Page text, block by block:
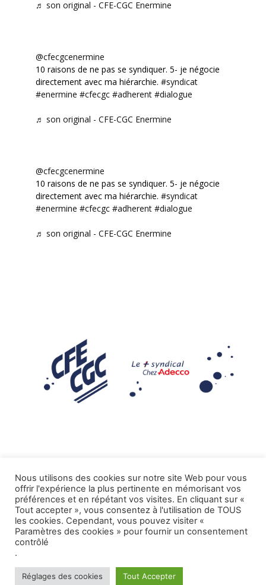
♬ son original - CFE-CGC Enermine
@cfecgcenermine
10 raisons de ne pas se syndiquer. 5- je négocie
directement avec ma hiérarchie. #syndicat
#enermine #cfecgc #adherent #dialogue
♬ son original - CFE-CGC Enermine
@cfecgcenermine
10 raisons de ne pas se syndiquer. 5- je négocie
directement avec ma hiérarchie. #syndicat
#enermine #cfecgc #adherent #dialogue
♬ son original - CFE-CGC Enermine
Mentions légales
Tous droits réservés CFE-CGC ADECCO.
Nous utilisons des cookies sur notre site Web pour vous
offrir l'expérience la plus pertinente en mémorisant vos
préférences et en répétant vos visites. En cliquant sur «
Tout accepter », vous consentez à l'utilisation de TOUS
les cookies. Cependant, vous pouvez visiter «
Paramètres des cookies » pour fournir un consentement
contrôlé
.
Réglages des cookies Tout Accepter